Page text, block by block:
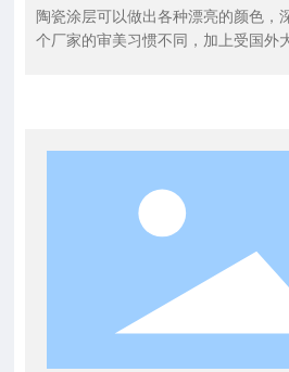
陶瓷涂层可以做出各种漂亮的颜色，
个厂家的审美习惯不同，加上受国外